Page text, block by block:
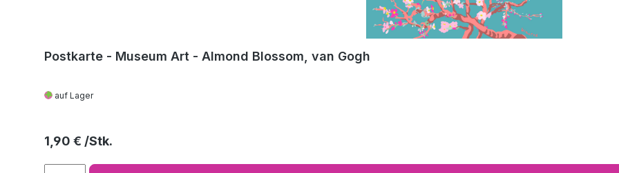
Postkarte - Museum Art - Almond Blossom, van Gogh
auf Lager
Regulärer Preis:
1,90 €